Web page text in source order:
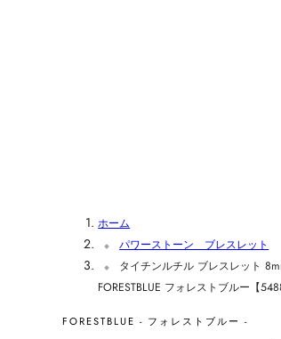
ホーム
パワーストーン ブレスレット
タイチンルチル ブレスレット
FORESTBLUE フォレストブルー【
FORESTBLUE - フォレストブルー -